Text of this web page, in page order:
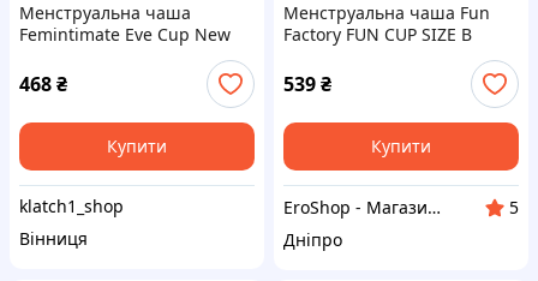
Менструальна чаша
Femintimate Eve Cup New
розмір M, об’єм — 35 мл,
ергономічний дизайн
468₴
Купити
klatch1_shop
Вінниця
Менструальна чаша Fun
Factory FUN CUP SIZE B
539₴
Купити
EroShop - Магазин товарів для дорослих
5
Дніпро